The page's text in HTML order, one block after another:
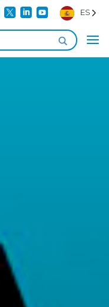
   ES